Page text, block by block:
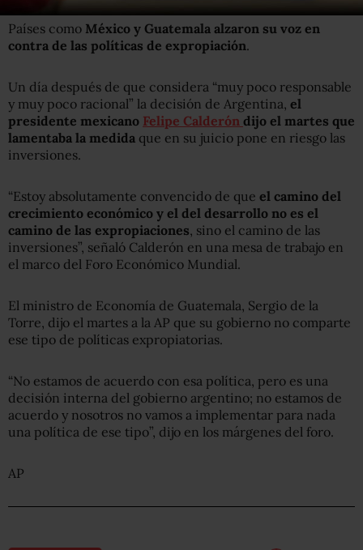
Países como México y Guatemala alzaron su voz en
contra de las políticas de expropiación.
Un día después de que considera “muy poco responsable
y muy poco racional” la decisión de Argentina, el
presidente mexicano Felipe Calderón dijo el martes que
lamentaba la medida que en su juicio pone en riesgo las
inversiones.
“Estoy absolutamente convencido de que el camino del
crecimiento económico y el del desarrollo no es el
camino de las expropiaciones , sino el camino de las
inversiones”, señaló Calderón en una mesa de trabajo en
el marco del Foro Económico Mundial.
El ministro de Economía de Guatemala, Sergio de la
Torre, dijo el martes a la AP que su gobierno no comparte
ese tipo de políticas expropiatorias.
“No estamos de acuerdo con esa política, pero es una
decisión interna del gobierno argentino; no estamos de
acuerdo y nosotros no vamos a implementar para nada
una política de ese tipo”, dijo en los márgenes del foro.
AP